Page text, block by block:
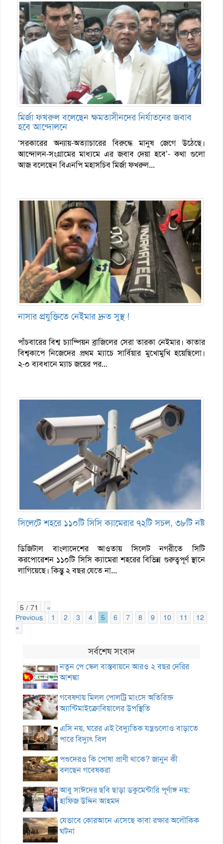
মির্জা ফখরুল বলেছেন ক্ষমতাসীনদের নির্যাতনের জবাব
হবে আন্দোলনে
‘সরকারের অন্যায়-অত্যাচারের বিরুদ্ধে মানুষ জেগে উঠেছে।
আন্দোলন-সংগ্রামের মাধ্যমে এর জবাব দেয়া হবে’- কথা গুলো
আজ বলেছেন বিএনপি মহাসচিব মির্জা ফখরুল...
নাসার প্রযুক্তিতে নেইমার দ্রুত সুস্থ !
পাঁচবারের বিশ্ব চ্যাম্পিয়ন ব্রাজিলের সেরা তারকা নেইমার। কাতার
বিশ্বকাপে নিজেদের প্রথম ম্যাচে সার্বিয়ার মুখোমুখি হয়েছিলো।
২-০ ব্যবধানে ম্যাচ জয়ের পর...
সিলেটে শহরে ১১০টি সিসি ক্যামেরার ৭২টি সচল, ৩৮টি নষ্ট
ডিজিটাল বাংলাদেশের আওতায় সিলেট নগরীতে সিটি
করপোরেশন ১১০টি সিসি ক্যামেরা শহরের বিভিন্ন গুরুত্বপূর্ণ স্থানে
লাগিয়েছে। কিন্তু ২ বছর যেতে না...
5 / 71
«
Previous
1 2 3 4 5 6 7 8 9 10 11 12
»
সর্বশেষ সংবাদ
নতুন পে স্কেল বাস্তবায়নে আরও ২ বছর দেরির
আশঙ্কা
গবেষণায় মিলল পোলট্রি মাংসে অতিরিক্ত
অ্যান্টিমাইক্রোবিয়ালের উপস্থিতি
এসি নয়, ঘরের এই বৈদ্যুতিক যন্ত্রগুলোও বাড়াতে
পারে বিদ্যুৎ বিল
পশুদেরও কি পোষা প্রাণী থাকে? জানুন কী
বলছেন গবেষকরা
আবু সাঈদের ছবি ছাড়া ডকুমেন্টারি পূর্ণাঙ্গ নয়:
হাফিজ উদ্দিন আহমদ
যেভাবে কোরআনে এসেছে কাবা রক্ষার অলৌকিক
ঘটনা